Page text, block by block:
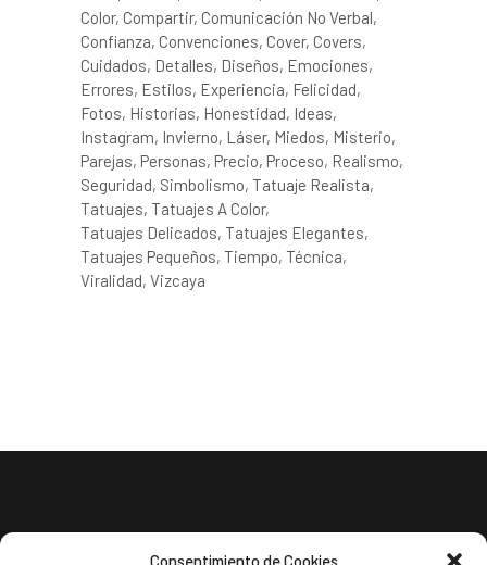
Consentimiento de Cookies
Color Compartir Comunicación No Verbal
Confianza Convenciones Cover Covers
Cuidados Detalles Diseños Emociones
Errores Estilos Experiencia Felicidad
Fotos Historias Honestidad Ideas
Instagram Invierno Láser Miedos Misterio
Parejas Personas Precio Proceso Realismo
Seguridad Simbolismo Tatuaje Realista
Tatuajes Tatuajes A Color
Tatuajes Delicados Tatuajes Elegantes
Tatuajes Pequeños Tiempo Técnica
Viralidad Vizcaya